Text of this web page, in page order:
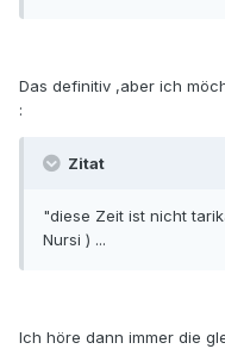
Das definitiv ,aber ich
:
Zitat
"diese Zeit ist nicht
Nursi ) ...
Ich höre dann immer die